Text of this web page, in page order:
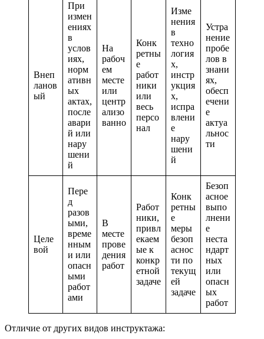
Внеп
ланов
ый
При
измен
ениях
в
услов
иях,
норм
ативн
ых
актах,
после
авари
й или
нару
шени
й
На
рабоч
ем
месте
или
центр
ализо
ванно
Конк
ретны
е
работ
ники
или
весь
персо
нал
Изме
нения
в
техно
логия
х,
инстр
укция
х,
испра
влени
е
нару
шени
й
Устра
нение
пробе
лов в
знани
ях,
обесп
ечени
е
актуа
льнос
ти
Целе
вой
Пере
д
разов
ыми,
време
нным
и или
опасн
ыми
работ
ами
В
месте
прове
дения
работ
Работ
ники,
привл
екаем
ые к
конкр
етной
задаче
Конк
ретны
е
меры
безоп
аснос
ти по
текущ
ей
задаче
Безоп
асное
выпо
лнени
е
неста
ндарт
ных
или
опасн
ых
работ
Отличие от других видов инструктажа: